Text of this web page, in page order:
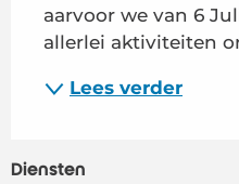
aarvoor we van 6
allerlei aktiviteiten
Lees verder
Diensten